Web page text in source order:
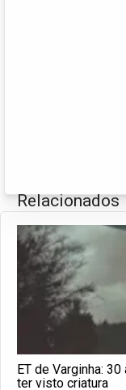
Relacionados
ET de Varginha:
ter visto criatura